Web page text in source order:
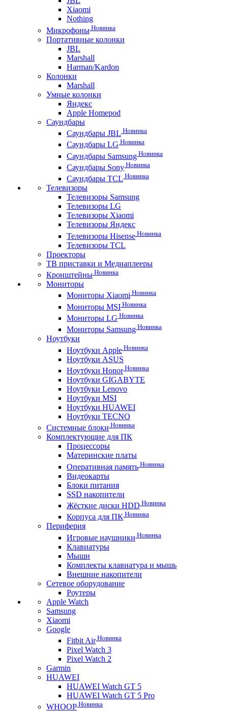
Xiaomi
Nothing
Микрофоны Новинка
Портативные колонки
JBL
Marshall
Harman/Kardon
Колонки
Marshall
Умные колонки
Яндекс
Apple Homepod
Саундбары
Саундбары JBL Новинка
Саундбары LG Новинка
Саундбары Samsung Новинка
Саундбары Sony Новинка
Саундбары TCL Новинка
Телевизоры
Телевизоры Samsung
Телевизоры LG
Телевизоры Xiaomi
Телевизоры Яндекс
Телевизоры Hisense Новинка
Телевизоры TCL
Проекторы
ТВ приставки и Медиаплееры
Кронштейны Новинка
Мониторы
Мониторы Xiaomi Новинка
Мониторы MSI Новинка
Мониторы LG Новинка
Мониторы Samsung Новинка
Ноутбуки
Ноутбуки Apple Новинка
Ноутбуки ASUS
Ноутбуки HonorНовинка
Ноутбуки GIGABYTE
Ноутбуки Lenovo
Ноутбуки MSI
Ноутбуки HUAWEI
Ноутбуки TECNO
Системные блоки Новинка
Комплектующие для ПК
Процессоры
Материнские платы
Оперативная память Новинка
Видеокарты
Блоки питания
SSD накопители
Жёсткие диски HDD Новинка
Корпуса для ПК Новинка
Периферия
Игровые наушники Новинка
Клавиатуры
Мыши
Комплекты клавиатура и мышь
Внешние накопители
Сетевое оборудование
Роутеры
Apple Watch
Samsung
Xiaomi
Google
Fitbit AirНовинка
Pixel Watch 3
Pixel Watch 2
Garmin
HUAWEI
HUAWEI Watch GT 5
HUAWEI Watch GT 5 Pro
WHOOP Новинка